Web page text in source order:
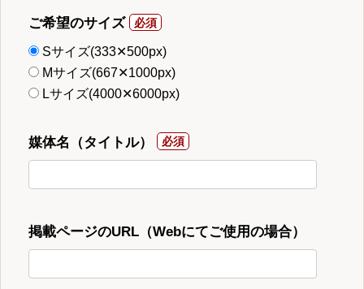
ご希望のサイズ
Sサイズ(333✕500px)
Mサイズ(667✕1000px)
Lサイズ(4000✕6000px)
媒体名（タイトル）
掲載ページのURL（Webにてご使用の場合）